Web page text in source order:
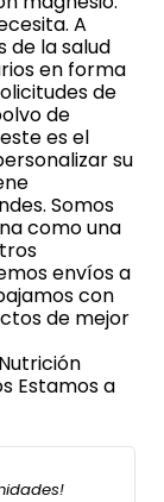
A
de la salud
en forma
de
de
es el
su
Somos
como una
envíos a
con
de mejor
Estamos a